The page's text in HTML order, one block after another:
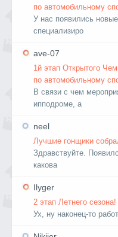
по автомобильному
У нас появились
специализиро
ave-07
1й этап Открытого
по автомобильному
В связи с чем
ипподроме, а
neel
Лучшие гонщики
Здравствуйте.
какова
Ilyger
2 этап Летнего сезона!
Ух, ну наконец-то